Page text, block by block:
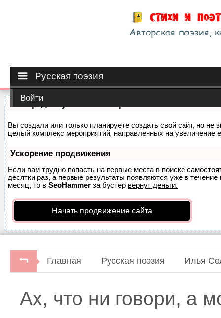
Русская поэзия
Войти
Вы создали или только планируете создать свой сайт, но не
целый комплекс мероприятий, направленных на увеличение
Ускорение продвижения
Если вам трудно попасть на первые места в поиске
десятки раз, а первые результаты появляются уже в
месяц, то в SeoHammer за бустер вернут деньги.
Начать продвижение сайта
Главная Русская поэзия Илья
писатель, 1972.
Ах, что ни говори, а